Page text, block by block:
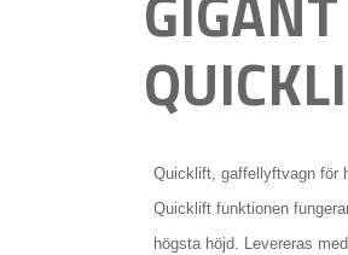
Quicklift, gaffellyftvagn för
Quicklift funktionen
högsta höjd. Levereras